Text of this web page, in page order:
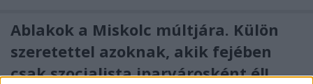
Ablakok a Miskolc múltjára. Külön
szeretettel azoknak, akik fejében
csak szocialista iparvárosként él!